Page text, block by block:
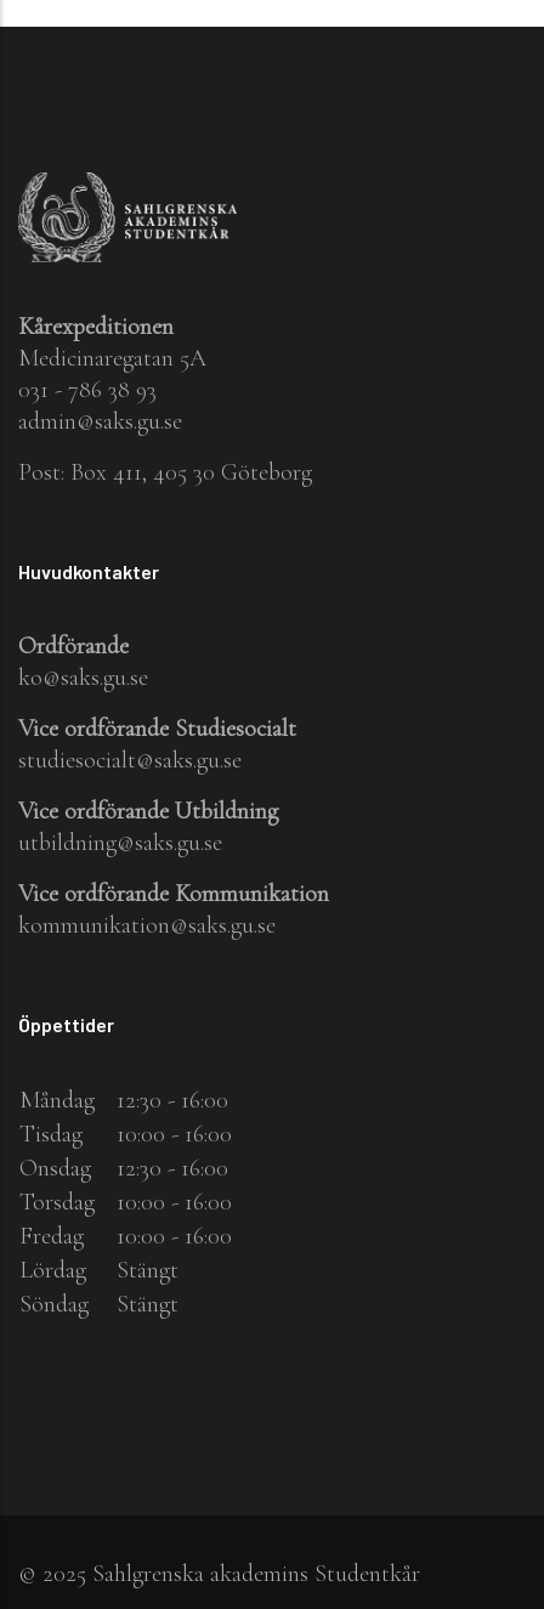
Kårexpeditionen
Medicinaregatan 5A
031 - 786 38 93
admin@saks.gu.se
Post: Box 411, 405 30 Göteborg
Huvudkontakter
Ordförande
ko@saks.gu.se
Vice ordförande Studiesocialt
studiesocialt@saks.gu.se
Vice ordförande Utbildning
utbildning@saks.gu.se
Vice ordförande Kommunikation
kommunikation@saks.gu.se
Öppettider
Måndag
12:30 - 16:00
Tisdag
10:00 - 16:00
Onsdag
12:30 - 16:00
Torsdag
10:00 - 16:00
Fredag
10:00 - 16:00
Lördag
Stängt
Söndag
Stängt
© 2025 Sahlgrenska akademins Studentkår